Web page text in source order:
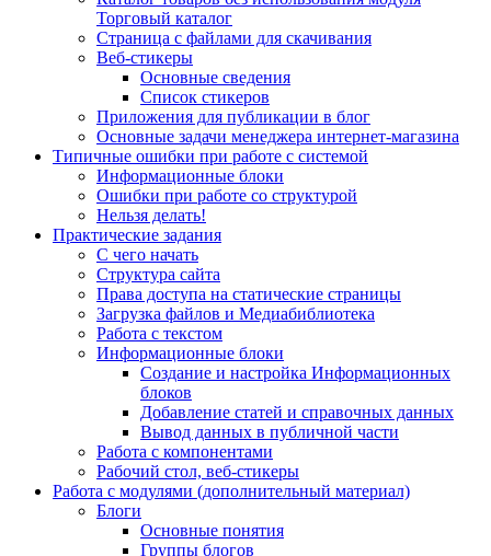
Торговый каталог
Страница с файлами для скачивания
Веб-стикеры
Основные сведения
Список стикеров
Приложения для публикации в блог
Основные задачи менеджера интернет-магазина
Типичные ошибки при работе с системой
Информационные блоки
Ошибки при работе со структурой
Нельзя делать!
Практические задания
С чего начать
Структура сайта
Права доступа на статические страницы
Загрузка файлов и Медиабиблиотека
Работа с текстом
Информационные блоки
Создание и настройка Информационных
блоков
Добавление статей и справочных данных
Вывод данных в публичной части
Работа с компонентами
Рабочий стол, веб-стикеры
Работа с модулями (дополнительный материал)
Блоги
Основные понятия
Группы блогов